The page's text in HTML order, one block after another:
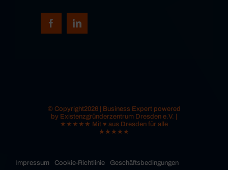
© Copyright2026 | Business Expert powered
by Existenzgründerzentrum Dresden e.V. |
★★★★★ Mit ♥ aus Dresden für alle
★★★★★
Impressum Cookie-Richtlinie
Geschäftsbedingungen